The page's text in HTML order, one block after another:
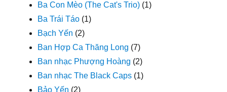
Ba Con Mèo (The Cat's Trio) (1)
Ba Trái Táo (1)
Bạch Yến (2)
Ban Hợp Ca Thăng Long (7)
Ban nhạc Phượng Hoàng (2)
Ban nhạc The Black Caps (1)
Bảo Yến (2)